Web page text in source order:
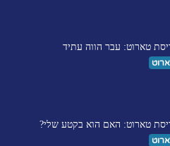
טארוט: עבר הווה עתיד
טארוט: האם הוא בקטע שלי?